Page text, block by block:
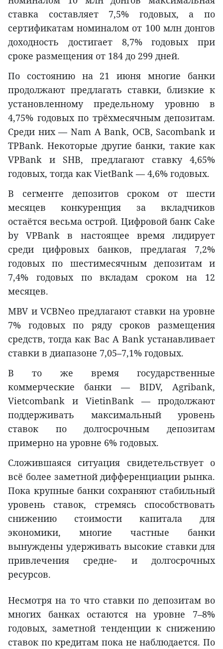
ставка составляет 7,5% годовых, а по
сертификатам номиналом от 100 млн донгов
доходность достигает 8,7% годовых при
сроке размещения от 184 до 299 дней.
По состоянию на 21 июня многие банки
продолжают предлагать ставки, близкие к
установленному предельному уровню в
4,75% годовых по трёхмесячным депозитам.
Среди них — Nam A Bank, OCB, Sacombank и
TPBank. Некоторые другие банки, такие как
VPBank и SHB, предлагают ставку 4,65%
годовых, тогда как VietBank — 4,6% годовых.
В сегменте депозитов сроком от шести
месяцев конкуренция за вкладчиков
остаётся весьма острой. Цифровой банк Cake
by VPBank в настоящее время лидирует
среди цифровых банков, предлагая 7,2%
годовых по шестимесячным депозитам и
7,4% годовых по вкладам сроком на 12
месяцев.
MBV и VCBNeo предлагают ставки на уровне
7% годовых по ряду сроков размещения
средств, тогда как Bac A Bank устанавливает
ставки в диапазоне 7,05–7,1% годовых.
В то же время государственные
коммерческие банки — BIDV, Agribank,
Vietcombank и VietinBank — продолжают
поддерживать максимальный уровень
ставок по долгосрочным депозитам
примерно на уровне 6% годовых.
Сложившаяся ситуация свидетельствует о
всё более заметной дифференциации рынка.
Пока крупные банки сохраняют стабильный
уровень ставок, стремясь способствовать
снижению стоимости капитала для
экономики, многие частные банки
вынуждены удерживать высокие ставки для
привлечения средне- и долгосрочных
ресурсов.
Несмотря на то что ставки по депозитам во
многих банках остаются на уровне 7–8%
годовых, заметной тенденции к снижению
ставок по кредитам пока не наблюдается. По